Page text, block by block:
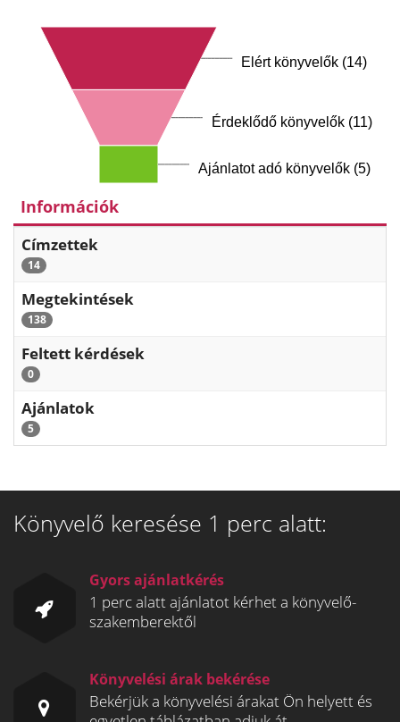
Elért könyvelők (14)
Érdeklődő könyvelők (11)
Ajánlatot adó könyvelők (5)
Információk
Címzettek
14
Megtekintések
138
Feltett kérdések
0
Ajánlatok
5
Könyvelő keresése 1 perc alatt:
Gyors ajánlatkérés
1 perc alatt ajánlatot kérhet a könyvelő-
szakemberektől
Könyvelési árak bekérése
Bekérjük a könyvelési árakat Ön helyett és